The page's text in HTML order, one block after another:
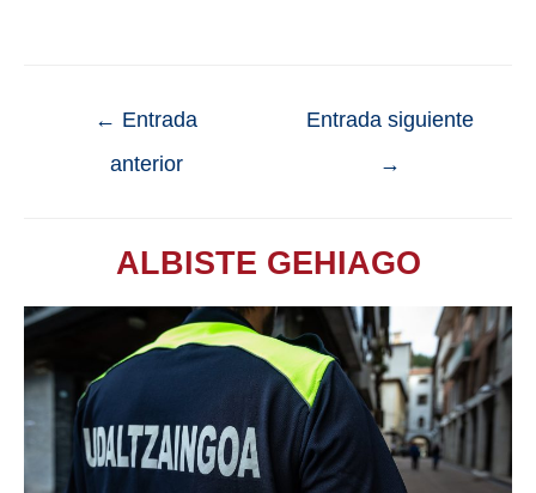
← Entrada
anterior
Entrada siguiente
→
ALBISTE GEHIAGO